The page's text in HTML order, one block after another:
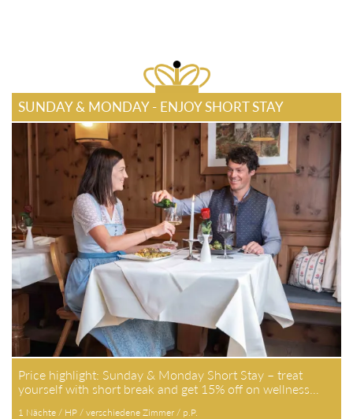
SUNDAY & MONDAY - ENJOY SHORT STAY
Price highlight: Sunday & Monday Short Stay – treat
yourself with short break and get 15% off on wellness…
1 Nächte / HP / verschiedene Zimmer / p.P.